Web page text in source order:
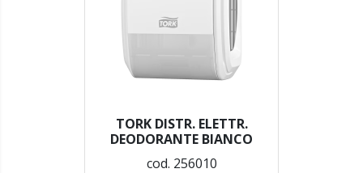
TORK DISTR. ELETTR.
DEODORANTE BIANCO
cod. 256010